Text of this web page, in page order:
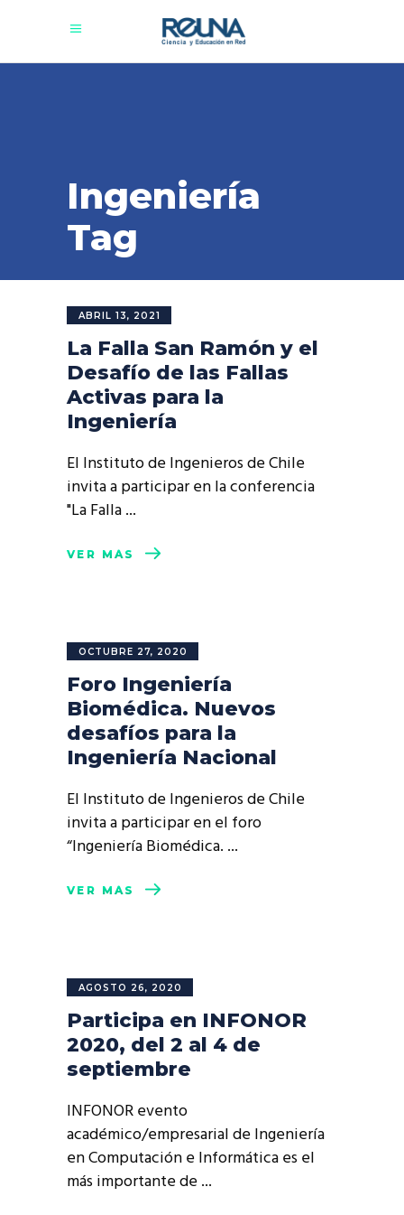
Ingeniería
Tag
ABRIL 13, 2021
La Falla San Ramón y el
Desafío de las Fallas
Activas para la
Ingeniería
El Instituto de Ingenieros de Chile
invita a participar en la conferencia
"La Falla
VER MÁS
OCTUBRE 27, 2020
Foro Ingeniería
Biomédica. Nuevos
desafíos para la
Ingeniería Nacional
El Instituto de Ingenieros de Chile
invita a participar en el foro
“Ingeniería Biomédica.
VER MÁS
AGOSTO 26, 2020
Participa en INFONOR
2020, del 2 al 4 de
septiembre
INFONOR evento
académico/empresarial de Ingeniería
en Computación e Informática es el
más importante de